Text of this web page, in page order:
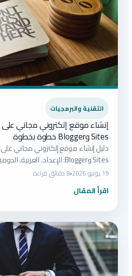
التقنية والبرمجيات
Sites وBlogger خطوة بخطوة
Sites وBlogger: الإعداد، العربية، الدومين، وحدود المنصات.
19 يونيو 2026 •8 دقائق قراءة
اقرأ المقال